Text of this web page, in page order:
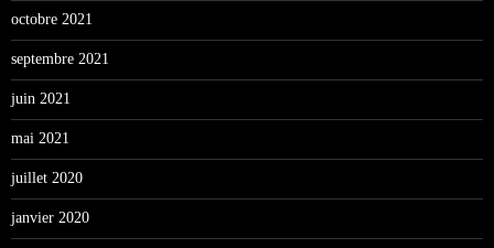
octobre 2021
septembre 2021
juin 2021
mai 2021
juillet 2020
janvier 2020